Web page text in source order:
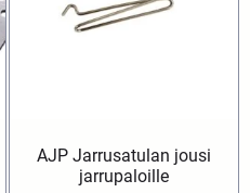
AJP Jarrusatulan jousi
jarrupaloille